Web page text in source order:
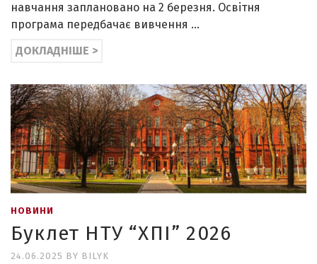
навчання заплановано на 2 березня. Освітня
програма передбачає вивчення …
ДОКЛАДНІШЕ >
НОВИНИ
Буклет НТУ “ХПІ” 2026
24.06.2025 BY BILYK